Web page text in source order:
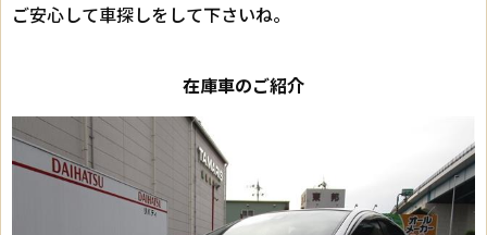
ご安心して車探しをして下さいね。
在庫車のご紹介